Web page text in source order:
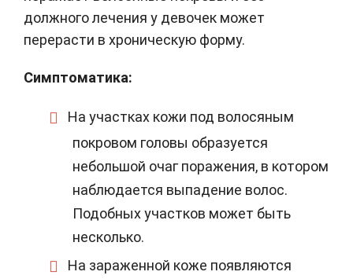
должного лечения у девочек может
перерасти в хроническую форму.
Симптоматика:
На участках кожи под волосяным
покровом головы образуется
небольшой очаг поражения, в котором
наблюдается выпадение волос.
Подобных участков может быть
несколько.
На зараженной коже появляются